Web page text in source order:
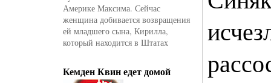
Америке Максима. Сейчас
женщина добивается возвращения
ей младшего сына, Кирилла,
который находится в Штатах
Кемден Квин едет домой